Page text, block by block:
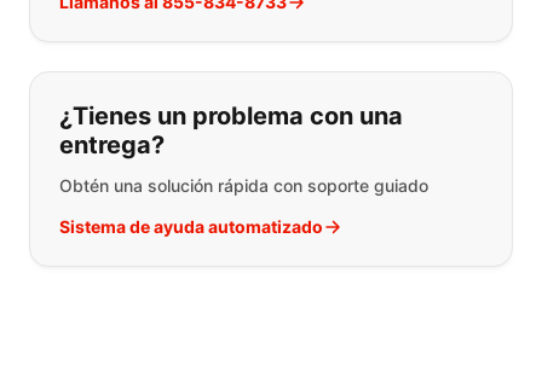
¿Tienes un problema con una
entrega?
Obtén una solución rápida con soporte guiado
Sistema de ayuda automatizado